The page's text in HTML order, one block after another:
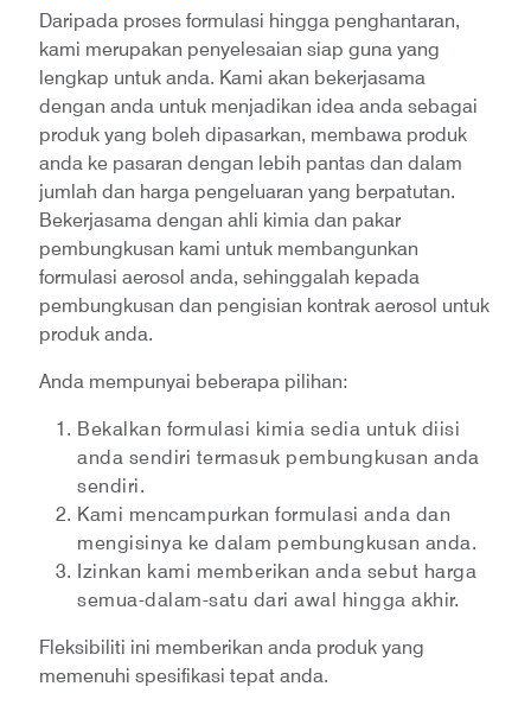
Daripada proses formulasi hingga penghantaran,
kami merupakan penyelesaian siap guna yang
lengkap untuk anda. Kami akan bekerjasama
dengan anda untuk menjadikan idea anda sebagai
produk yang boleh dipasarkan, membawa produk
anda ke pasaran dengan lebih pantas dan dalam
jumlah dan harga pengeluaran yang berpatutan.
Bekerjasama dengan ahli kimia dan pakar
pembungkusan kami untuk membangunkan
formulasi aerosol anda, sehinggalah kepada
pembungkusan dan pengisian kontrak aerosol untuk
produk anda.
Anda mempunyai beberapa pilihan:
Bekalkan formulasi kimia sedia untuk diisi
anda sendiri termasuk pembungkusan anda
sendiri.
Kami mencampurkan formulasi anda dan
mengisinya ke dalam pembungkusan anda.
Izinkan kami memberikan anda sebut harga
semua-dalam-satu dari awal hingga akhir.
Fleksibiliti ini memberikan anda produk yang
memenuhi spesifikasi tepat anda.